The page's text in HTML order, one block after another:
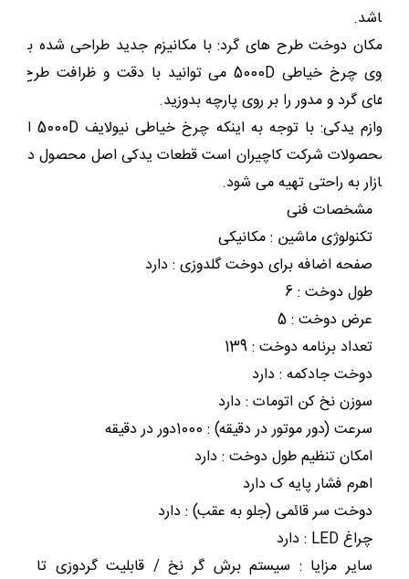
باشد.
امکان دوخت طرح های گرد:با مکانیزم جدید طراحی شده بر
روی چرخ خیاطی 5000D می توانید با دقت و ظرافت طرح
های گرد و مدور را بر روی پارچه بدوزید.
لوازم یدکی:
با توجه به اینکه چرخ خیاطی نیولایف 5000D از
محصولات شرکت کاچیران است قطعات یدکی اصل محصول در
بازار به راحتی تهیه می شود.
مشخصات فنی
تکنولوژی ماشین : مکانیکی
صفحه اضافه برای دوخت گلدوزی : دارد
طول دوخت : 6
عرض دوخت : 5
تعداد برنامه دوخت : 139
دوخت جادکمه : دارد
سوزن نخ کن اتومات : دارد
سرعت (دور موتور در دقیقه) : 1000دور در دقیقه
امکان تنظیم طول دوخت : دارد
اهرم فشار پایه ک دارد
دوخت سر قائمی (جلو به عقب) : دارد
چراغ LED : دارد
سایر مزایا : سیستم برش گر نخ / قابلیت گردوزی تا